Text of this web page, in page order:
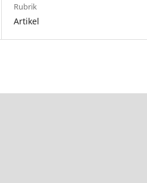
Rubrik
Artikel